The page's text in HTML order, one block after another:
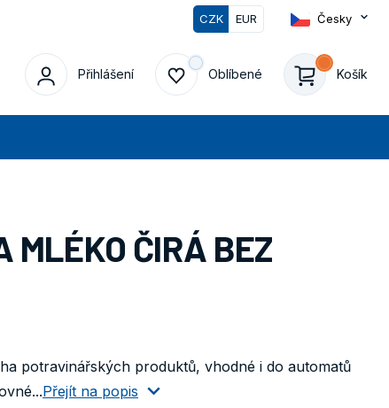
CZK EUR Česky
Přihlášení Oblíbené Košík
ČIRÁ BEZ
potravinářských produktů, vhodné i do automatů
Přejít na popis